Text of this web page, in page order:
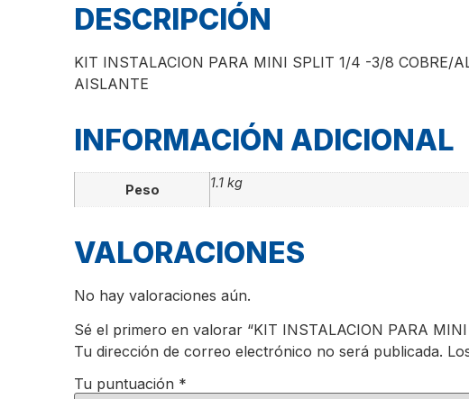
DESCRIPCIÓN
KIT INSTALACION PARA MINI SPLIT 1/4 -3/8 COBRE/
AISLANTE
INFORMACIÓN ADICIONAL
Peso 1.1 kg
VALORACIONES
No hay valoraciones aún.
Sé el primero en valorar “KIT INSTALACION PARA
Tu dirección de correo electrónico no será publicada.
Tu puntuación *